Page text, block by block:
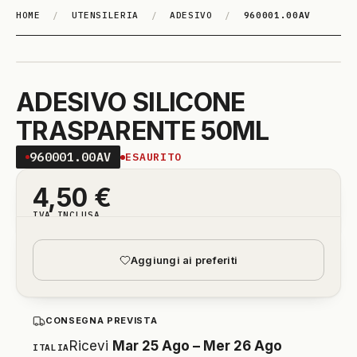
HOME / UTENSILERIA / ADESIVO / 960001.00AV
ADESIVO SILICONE
TRASPARENTE 50ML
960001.00AV ESAURITO
4,50 €
IVA INCLUSA
Aggiungi ai preferiti
CONSEGNA PREVISTA
ITALIA Ricevi Mar 25 Ago – Mer 26 Ago